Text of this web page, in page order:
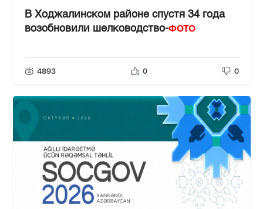
В Ходжалинском районе спустя 34 года
возобновили шелководство-ФОТО
4893 0 0